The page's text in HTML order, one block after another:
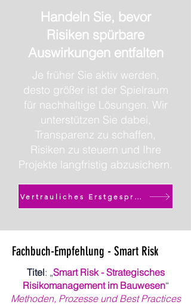
Handeln Sie, bevor
Risiken spürbare
Auswirkungen entfalten
Je früher Sie aktiv werden,
desto größer ist der Spielraum
für nachhaltige Lösungen. Wir
unterstützen Sie dabei,
Transparenz zu schaffen,
Risiken zu steuern und Ihre
Projekte langfristig abzusichern.
Vertrauliches Erstgespräch starten
Fachbuch-Empfehlung - Smart Risk
Titel: „Smart Risk - Strategisches
Risikomanagement im Bauwesen“
Methoden, Prozesse und Best Practices